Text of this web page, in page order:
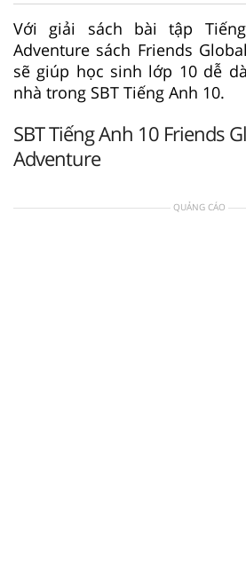
Với giải sách bài tập
Adventure sách Friends
sẽ giúp học sinh lớp 10 dễ
nhà trong SBT Tiếng Anh 10.
SBT Tiếng Anh 10 Friends
Adventure
QUẢNG CÁO